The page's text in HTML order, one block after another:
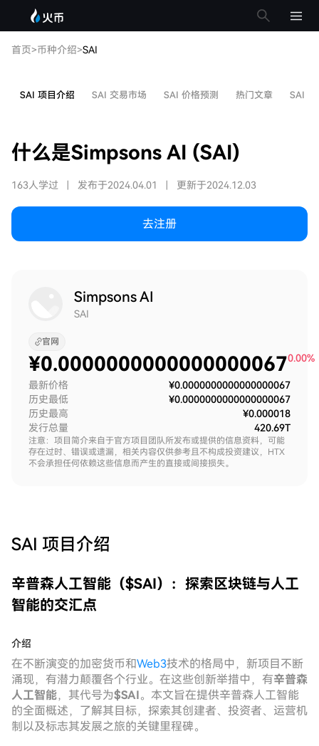
首页>币种介绍>SAI
SAI 项目介绍 SAI 交易市场 SAI 价格预测 热门文章 SAI 问
什么是Simpsons AI (SAI)
163人学过 发布于2024.04.01 更新于2024.12.03
去注册
Simpsons AI
SAI
官网
¥0.00000000000000000670.00%
最新价格
¥0.0000000000000000067
历史最低
¥0.0000000000000000067
历史最高
¥0.000018
发行总量
420.69T
注意：项目简介来自于官方项目团队所发布或提供的信息资料，可能
存在过时、错误或遗漏，相关内容仅供参考且不构成投资建议，HTX
不会承担任何依赖这些信息而产生的直接或间接损失。
SAI 项目介绍
辛普森人工智能（$SAI）：探索区块链与人工
智能的交汇点
介绍
在不断演变的加密货币和Web3技术的格局中，新项目不断
涌现，有潜力颠覆各个行业。在这些创新举措中，有辛普森
人工智能，其代号为$SAI。本文旨在提供辛普森人工智能
的全面概述，了解其目标，探索其创建者、投资者、运营机
制以及标志其发展之旅的关键里程碑。